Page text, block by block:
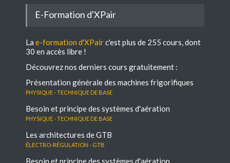
E-Formation d'XPair
La e-formation d'XPairc'est plus de 255 cours, dont
30 en accès libre !
Découvrez nos derniers cours gratuitement :
Présentation générale des machines frigorifiques
Physique - Technique de base
Besoin et principe des systèmes d'aération
Physique - Technique de base
Les architectures de GTB
électro-régulation - GTB
Besoin et principe des systèmes d'aération